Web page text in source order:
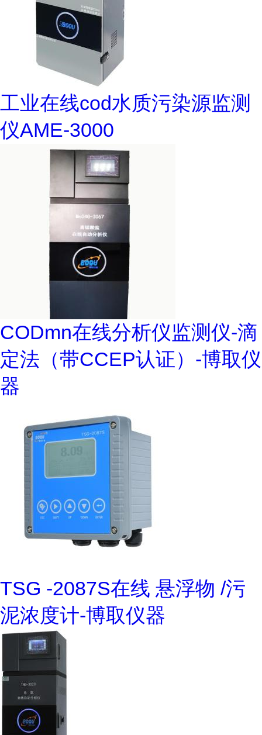
工业在线cod水质污染源监测
仪AME-3000
CODmn在线分析仪监测仪-滴
定法（带CCEP认证）-博取仪
器
TSG -2087S在线 悬浮物 /污
泥浓度计-博取仪器